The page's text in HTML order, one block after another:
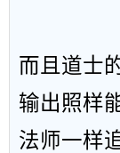
而且道士
输出照样
法师一样